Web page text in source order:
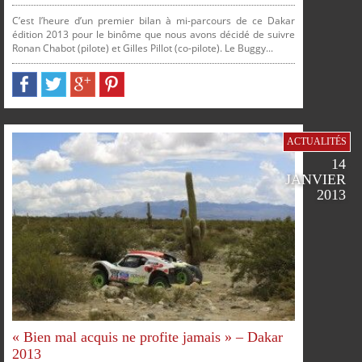
FACEBOOKTWITTERGOOGLEPINTEREST
SUR SUR SUR SUR
C’est l’heure d’un premier bilan à mi-parcours de ce Dakar
édition 2013 pour le binôme que nous avons décidé de suivre
Ronan Chabot (pilote) et Gilles Pillot (co-pilote). Le Buggy...
ACTUALITÉS
14
JANVIER
2013
« Bien mal acquis ne profite jamais » – Dakar
2013